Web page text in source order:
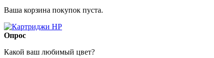
Ваша корзина покупок пуста.
Опрос
Какой ваш любимый цвет?